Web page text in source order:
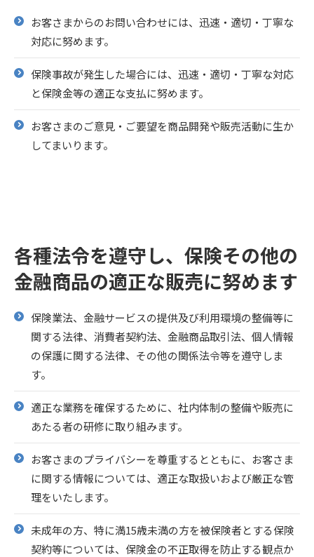
お客さまからのお問い合わせには、迅速・適切・丁寧な
対応に努めます。
保険事故が発生した場合には、迅速・適切・丁寧な対応
と保険金等の適正な支払に努めます。
お客さまのご意見・ご要望を商品開発や販売活動に生か
してまいります。
各種法令を遵守し、保険その他の
金融商品の適正な販売に努めます
保険業法、金融サービスの提供及び利用環境の整備等に
関する法律、消費者契約法、金融商品取引法、個人情報
の保護に関する法律、その他の関係法令等を遵守しま
す。
適正な業務を確保するために、社内体制の整備や販売に
あたる者の研修に取り組みます。
お客さまのプライバシーを尊重するとともに、お客さま
に関する情報については、適正な取扱いおよび厳正な管
理をいたします。
未成年の方、特に満15歳未満の方を被保険者とする保険
契約等については、保険金の不正取得を防止する観点か